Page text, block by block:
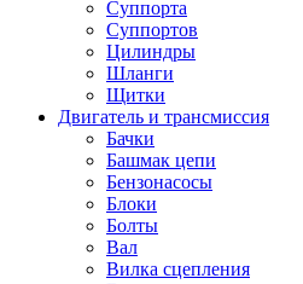
Суппорта
Суппортов
Цилиндры
Шланги
Щитки
Двигатель и трансмиссия
Бачки
Башмак цепи
Бензонасосы
Блоки
Болты
Вал
Вилка сцепления